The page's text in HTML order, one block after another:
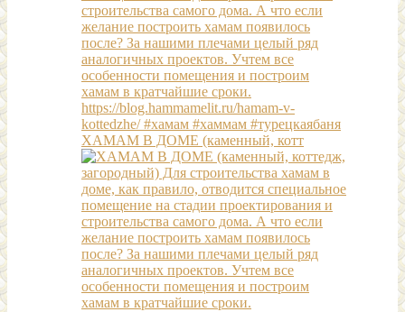
ХАМАМ В ДОМЕ (каменный, котт